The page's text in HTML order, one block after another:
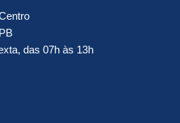
das 07h às 13h